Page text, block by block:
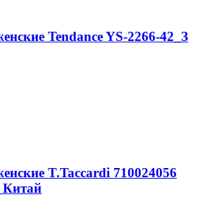
Tendance YS-2266-42_З
T.Taccardi 710024056
Китай